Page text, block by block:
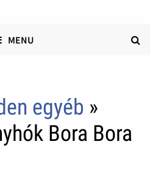
MENU
egyéb »
Bora Bora